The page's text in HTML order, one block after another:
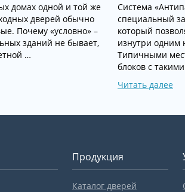
домах одной и той же
дверей обычно
Почему «условно» –
зданий не бывает,
…
Система
специальный
который
изнутри одним
Типичными
блоков с
Читать далее
Продукция
Каталог дверей